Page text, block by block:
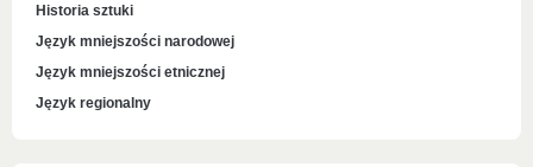
Historia sztuki
Język mniejszości narodowej
Język mniejszości etnicznej
Język regionalny